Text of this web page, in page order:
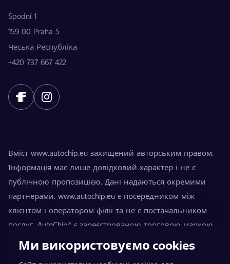
Spodní 1
159 00 Praha 5
Чеська Республіка
+420 737 667 422
Вміст www.autochip.eu захищений авторським правом.
Інформація має лише довідковий характер і не є
публічною пропозицією. Дані надаються окремими
партнерами. www.autochip.eu є посередником між
клієнтом і оператором філії та не є постачальником
послуг. AutoChip® є зареєстрованою торговою маркою
Петра Кучери. Модифікації, не позначені як Premium,
можуть призвести до технічної непридатності
Ми використовуємо cookies